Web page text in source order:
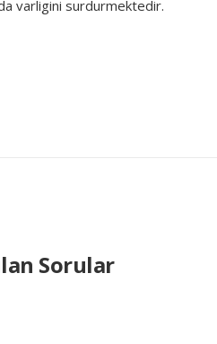
varligini surdurmektedir.
Sorular